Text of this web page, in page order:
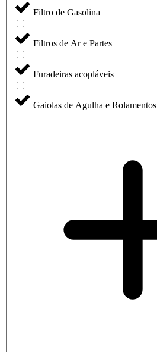
Filtro de Gasolina
Filtros de Ar e Partes
Furadeiras acopláveis
Gaiolas de Agulha e Rolamentos